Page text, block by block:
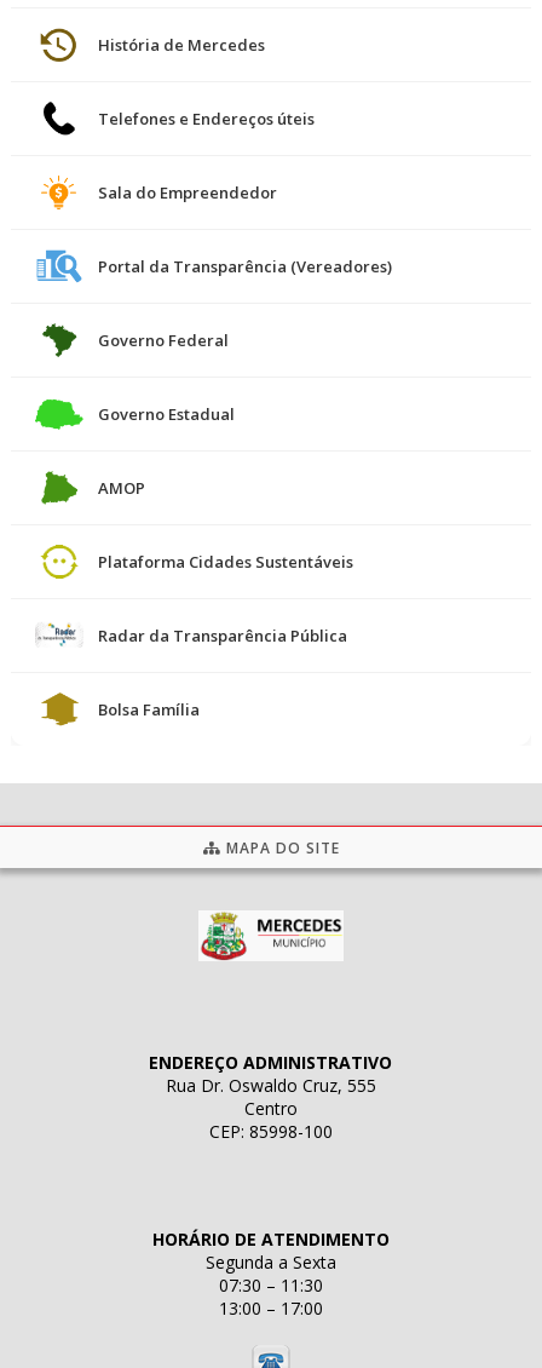
História de Mercedes
Telefones e Endereços úteis
Sala do Empreendedor
Portal da Transparência (Vereadores)
Governo Federal
Governo Estadual
AMOP
Plataforma Cidades Sustentáveis
Radar da Transparência Pública
Bolsa Família
MAPA DO SITE
ENDEREÇO ADMINISTRATIVO
Rua Dr. Oswaldo Cruz, 555
Centro
CEP: 85998-100
HORÁRIO DE ATENDIMENTO
Segunda a Sexta
07:30 – 11:30
13:00 – 17:00